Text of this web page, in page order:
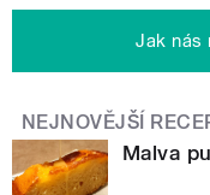
Jak nás
NEJNOVĚJŠÍ
Malva